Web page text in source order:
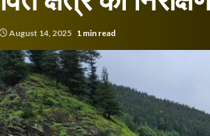
August 14, 2025 1 min read